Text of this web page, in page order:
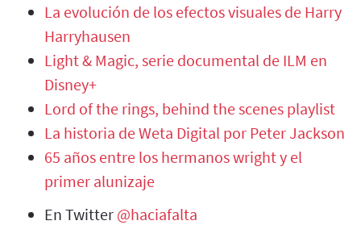
La evolución de los efectos visuales de Harry
Harryhausen
Light & Magic, serie documental de ILM en
Disney+
Lord of the rings, behind the scenes playlist
La historia de Weta Digital por Peter Jackson
65 años entre los hermanos wright y el
primer alunizaje
En Twitter @haciafalta